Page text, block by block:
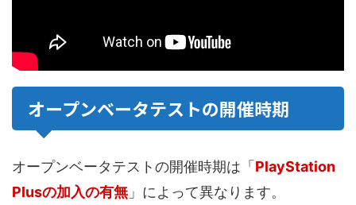
オープンベータテストの開催時期
オープンベータテストの開催時期は「 PlayStation
Plusの加入の有無 」によって異なります。